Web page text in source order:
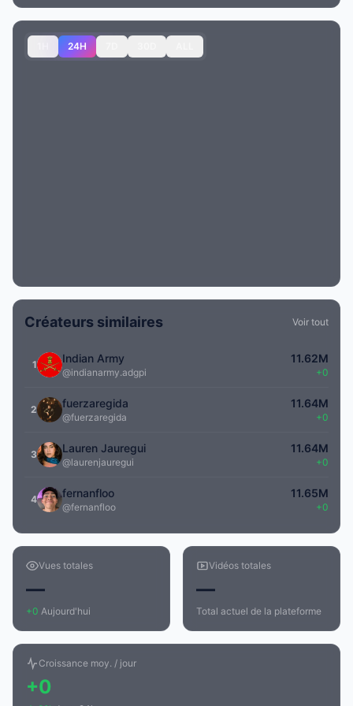
24H
Créateurs similaires Voir tout
1 Indian Army
@indianarmy.adgpi
11.62M
+0
2 fuerzaregida
@fuerzaregida
11.64M
+0
3 Lauren Jauregui
@laurenjauregui
11.64M
+0
4 fernanfloo
@fernanfloo
11.65M
+0
Vues totales
—
+0 Aujourd'hui
Vidéos totales
—
Total actuel de la plateforme
Croissance moy. / jour
+0